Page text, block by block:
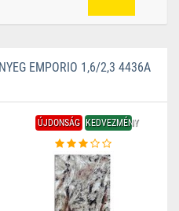
EMPORIO 1,6/2,3 4436A
ÚJDONSÁG KEDVEZMÉNY